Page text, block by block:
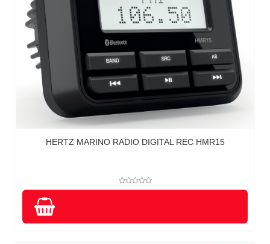
HERTZ MARINO RADIO DIGITAL REC HMR15